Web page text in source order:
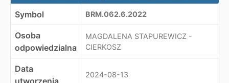
Symbol BRM.062.6.2022
Osoba
odpowiedzialna
MAGDALENA STAPUREWICZ -
CIERKOSZ
Data
utworzenia
2024-08-13